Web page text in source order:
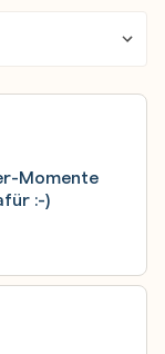
Momente
:-)